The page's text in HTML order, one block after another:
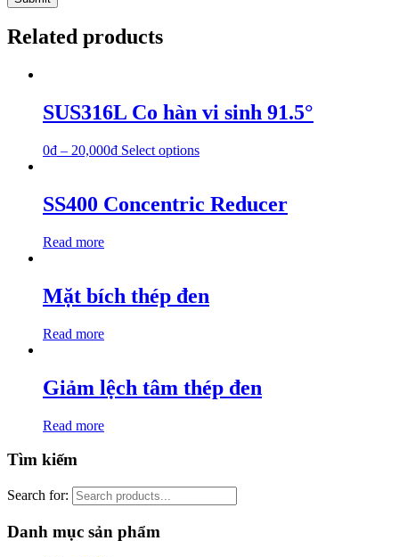
Related products
SUS316L Co hàn vi sinh 91.5°
0₫ – 20,000₫ Select options
SS400 Concentric Reducer
Read more
Mặt bích thép đen
Read more
Giảm lệch tâm thép đen
Read more
Tìm kiếm
Search for:
Danh mục sản phẩm